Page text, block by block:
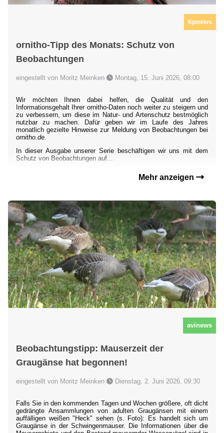
tipnews
ornitho-Tipp des Monats: Schutz von
Beobachtungen
eingestellt von Moritz Meinken Montag, 15. Juni 2026, 08:00
Wir möchten Ihnen dabei helfen, die Qualität und den
Informationsgehalt Ihrer ornitho-Daten noch weiter zu steigern und
zu verbessern, um diese im Natur- und Artenschutz bestmöglich
nutzbar zu machen. Dafür geben wir im Laufe des Jahres
monatlich gezielte Hinweise zur Meldung von Beobachtungen bei
ornitho.de
In dieser Ausgabe unserer Serie beschäftigen wir uns mit dem
Schutz von Beobachtungen auf...
Mehr anzeigen
avinews
Beobachtungstipp: Mauserzeit der
Graugänse hat begonnen!
eingestellt von Moritz Meinken Dienstag, 2. Juni 2026, 09:30
Falls Sie in den kommenden Tagen und Wochen größere, oft dicht
gedrängte Ansammlungen von adulten Graugänsen mit einem
auffälligen weißen "Heck" sehen (s. Foto): Es handelt sich um
Graugänse in der Schwingenmauser. Die Informationen über die